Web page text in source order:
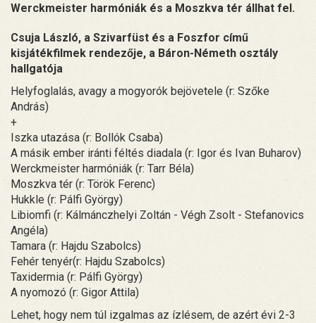
Werckmeister harmóniák és a Moszkva tér állhat fel.
Csuja László, a Szivarfüst és a Foszfor című
kisjátékfilmek rendezője, a Báron-Németh osztály
hallgatója
Helyfoglalás, avagy a mogyorók bejövetele (r: Szőke
András)
+
Iszka utazása (r: Bollók Csaba)
A másik ember iránti féltés diadala (r: Igor és Ivan Buharov)
Werckmeister harmóniák (r: Tarr Béla)
Moszkva tér (r: Török Ferenc)
Hukkle (r: Pálfi György)
Libiomfi (r: Kálmánczhelyi Zoltán - Végh Zsolt - Stefanovics
Angéla)
Tamara (r: Hajdu Szabolcs)
Fehér tenyér(r: Hajdu Szabolcs)
Taxidermia (r: Pálfi György)
A nyomozó (r: Gigor Attila)
Lehet, hogy nem túl izgalmas az ízlésem, de azért évi 2-3